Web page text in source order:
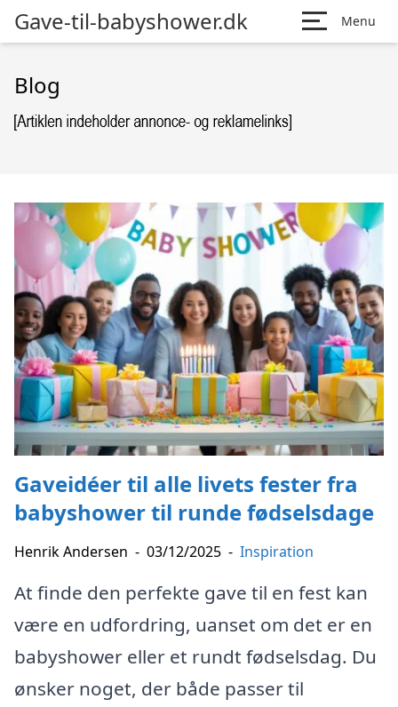
Gave-til-babyshower.dk Menu
Blog
Gaveidéer til alle livets fester fra
babyshower til runde fødselsdage
Henrik Andersen - 03/12/2025 - Inspiration
At finde den perfekte gave til en fest kan
være en udfordring, uanset om det er en
babyshower eller et rundt fødselsdag. Du
ønsker noget, der både passer til